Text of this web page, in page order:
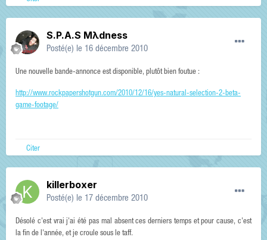
S.P.A.S Mλdness
Posté(e) le 16 décembre 2010
Une nouvelle bande-annonce est disponible, plutôt bien foutue :
http://www.rockpapershotgun.com/2010/12/16/yes-natural-selection-2-beta-
game-footage/
Citer
killerboxer
Posté(e) le 17 décembre 2010
Désolé c'est vrai j'ai été pas mal absent ces derniers temps et pour cause, c'est
la fin de l'année, et je croule sous le taff.